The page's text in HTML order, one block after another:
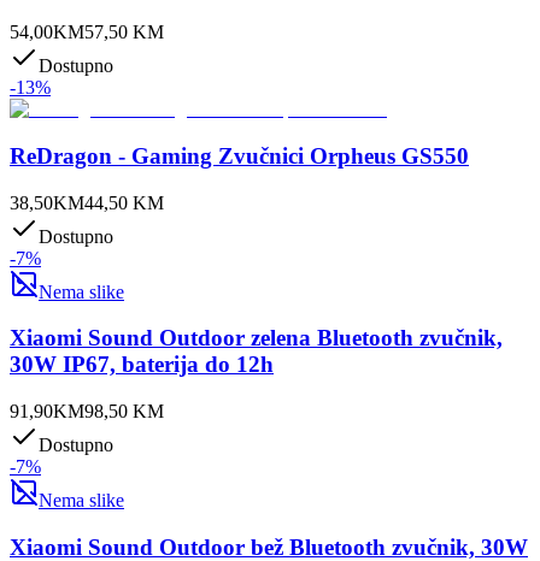
54,00KM57,50 KM
Dostupno
-13%
ReDragon - Gaming Zvučnici Orpheus GS550
38,50KM44,50 KM
Dostupno
-7%
Nema slike
Xiaomi Sound Outdoor zelena Bluetooth zvučnik,
30W IP67, baterija do 12h
91,90KM98,50 KM
Dostupno
-7%
Nema slike
Xiaomi Sound Outdoor bež Bluetooth zvučnik, 30W